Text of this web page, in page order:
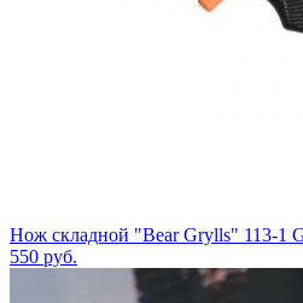
Нож складной "Bear Grylls" 113-1
550 руб.